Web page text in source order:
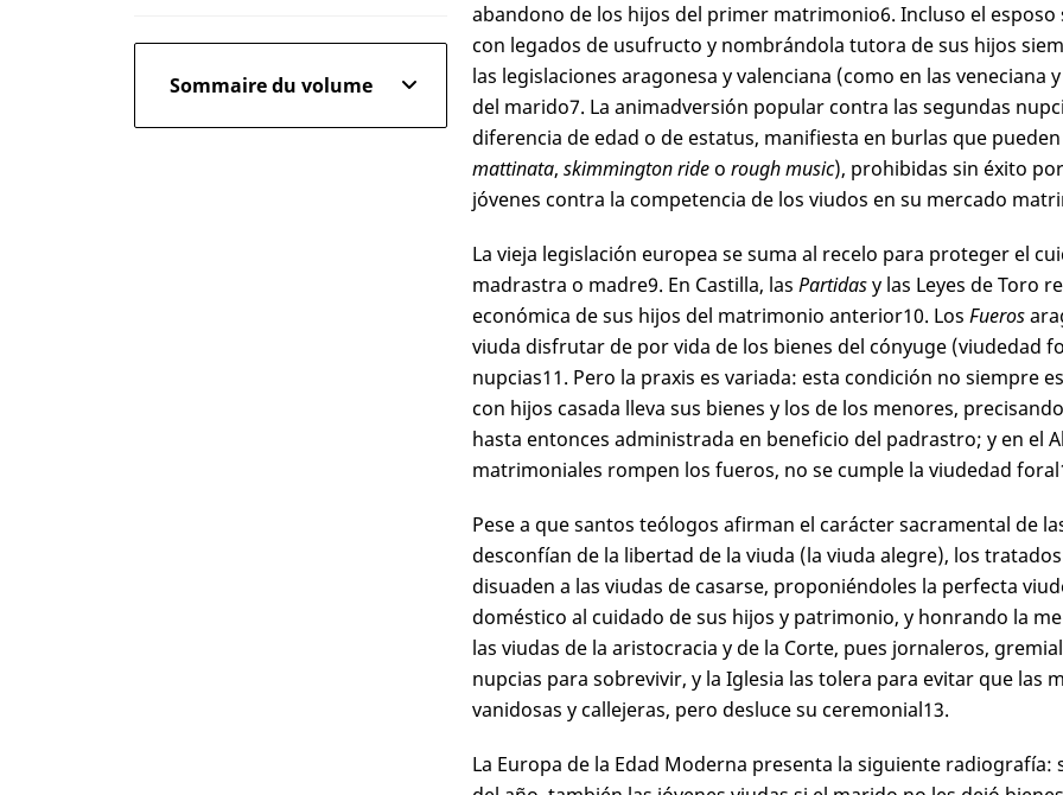
Sommaire du volume
abandono de los hijos del primer matrimonio6. Incluso el
con legados de usufructo y nombrándola tutora de sus hijos
las legislaciones aragonesa y valenciana (como en las
del marido7. La animadversión popular contra las segundas
diferencia de edad o de estatus, manifiesta en burlas que
mattinata, skimmington rideo rough music), prohibidas sin éxito
jóvenes contra la competencia de los viudos en su mercado
La vieja legislación europea se suma al recelo para proteger el
madrastra o madre9. En Castilla, las Partidasy las Leyes de Toro
económica de sus hijos del matrimonio anterior10. Los Fueros
viuda disfrutar de por vida de los bienes del cónyuge (viudedad
nupcias11. Pero la praxis es variada: esta condición no siempre
con hijos casada lleva sus bienes y los de los menores,
hasta entonces administrada en beneficio del padrastro; y en el
matrimoniales rompen los fueros, no se cumple la viudedad foral
Pese a que santos teólogos afirman el carácter sacramental de
desconfían de la libertad de la viuda (la viuda alegre), los
disuaden a las viudas de casarse, proponiéndoles la perfecta
doméstico al cuidado de sus hijos y patrimonio, y honrando la
las viudas de la aristocracia y de la Corte, pues jornaleros,
nupcias para sobrevivir, y la Iglesia las tolera para evitar que las
vanidosas y callejeras, pero desluce su ceremonial13.
La Europa de la Edad Moderna presenta la siguiente radiografía: